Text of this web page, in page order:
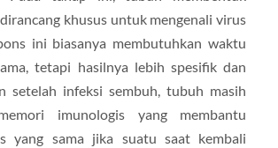
khusus untuk mengenali virus
ini biasanya membutuhkan waktu
tetapi hasilnya lebih spesifik dan
setelah infeksi sembuh, tubuh masih
imunologis yang membantu
yang sama jika suatu saat kembali